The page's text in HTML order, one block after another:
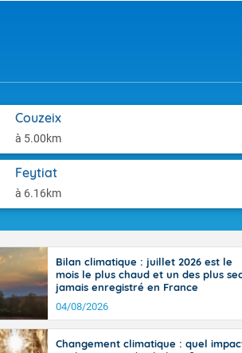
Couzeix
à 5.00km
Feytiat
à 6.16km
le Poitou-
le sud-
Bilan climatique : juillet 2026 est le
mois le plus chaud et un des plus
jamais enregistré en France
04/08/2026
Changement climatique : quel